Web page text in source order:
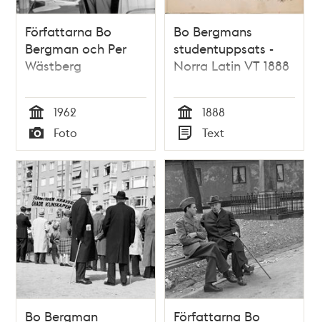
Författarna Bo
Bergman och Per
Wästberg
Tid
1962
Typ
Foto
Bo Bergmans
studentuppsats -
Norra Latin VT 1888
Tid
1888
Typ
Text
Bo Bergman Författarna Bo